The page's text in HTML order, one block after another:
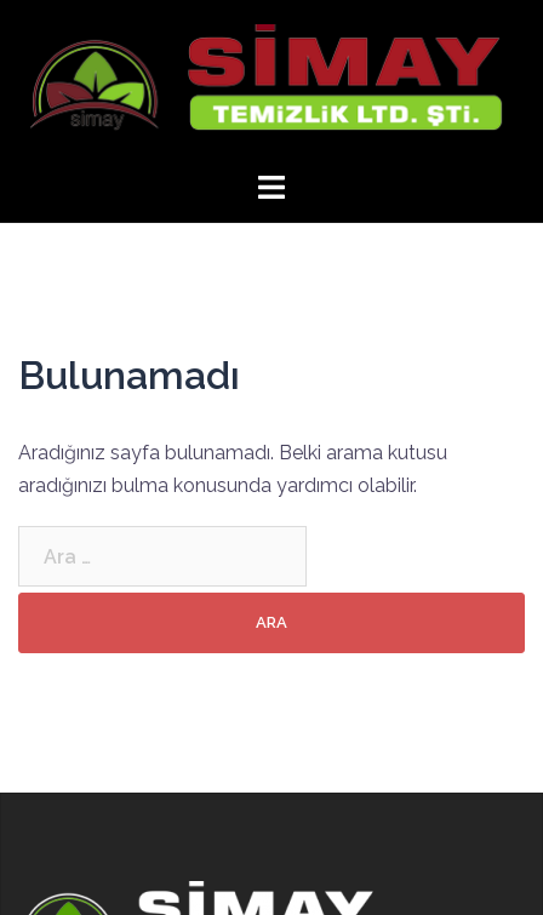
Bulunamadı
Aradığınız sayfa bulunamadı. Belki arama kutusu
aradığınızı bulma konusunda yardımcı olabilir.